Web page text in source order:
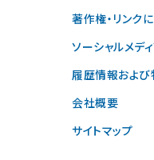
著作権・リンク
ソーシャルメデ
履歴情報およ
会社概要
サイトマップ